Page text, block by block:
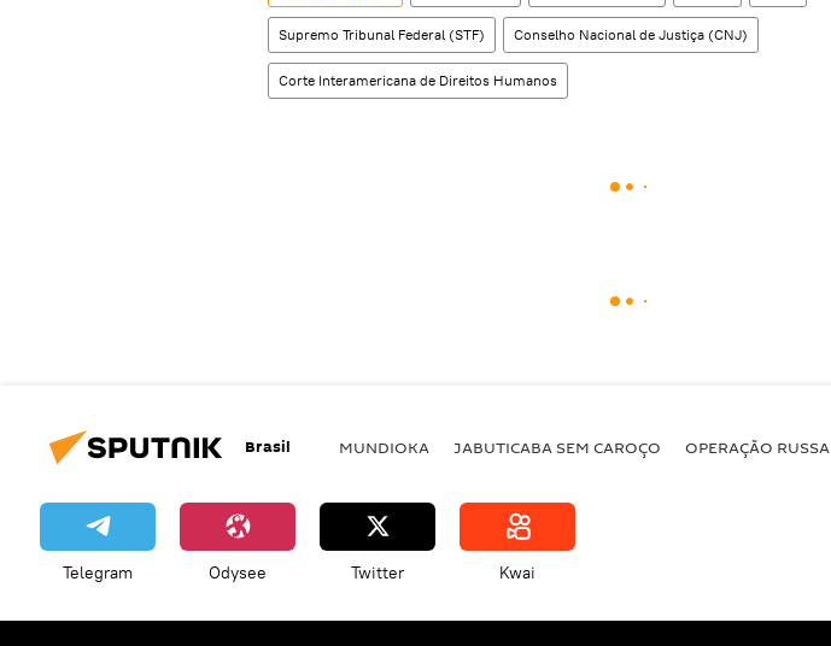
Supremo Tribunal Federal (STF) Conselho Nacional de Justiça (CNJ)
Corte Interamericana de Direitos Humanos
Brasil MUNDIOKA JABUTICABA SEM CAROÇO OPERAÇÃO RUSSA
Telegram Odysee Twitter Kwai